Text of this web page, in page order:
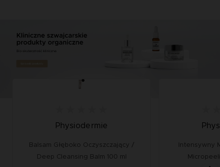
Physiodermie
Balsam Głęboko Oczyszczający /
Deep Cleansing Balm 100 ml
Intensywny